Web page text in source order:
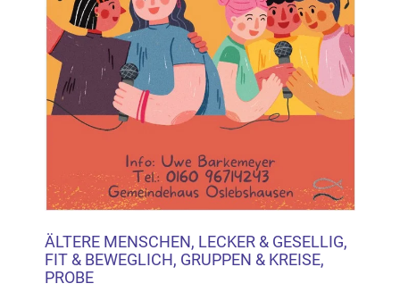
ÄLTERE MENSCHEN, LECKER & GESELLIG,
FIT & BEWEGLICH, GRUPPEN & KREISE,
PROBE